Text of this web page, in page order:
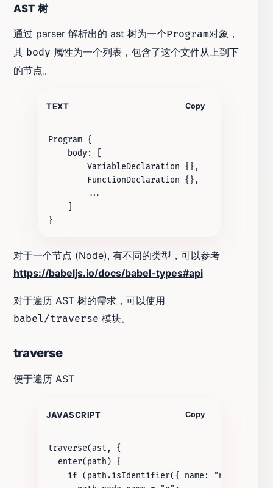
AST 树
通过 parser 解析出的 ast 树为一个Program对象，
其 body 属性为一个列表，包含了这个文件从上到下
的节点。
TEXT Copy
Program {
    body: [
        VariableDeclaration {},
        FunctionDeclaration {},
        ...
对于一个节点 (Node), 有不同的类型，可以参考
https://babeljs.io/docs/babel-types#api
对于遍历 AST 树的需求，可以使用
babel/traverse 模块。
traverse
便于遍历 AST
JAVASCRIPT Copy